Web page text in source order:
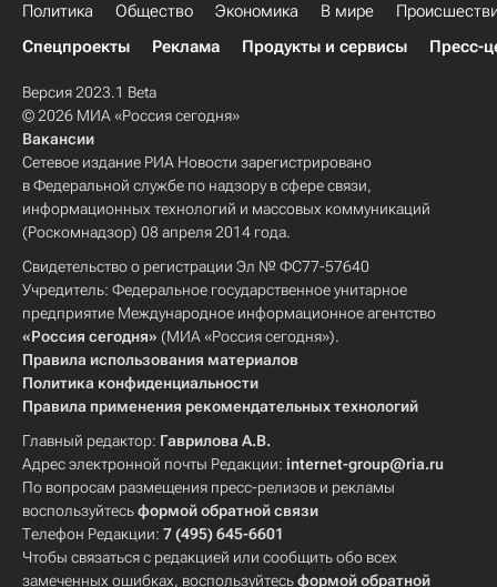
Политика Общество Экономика В мире
Спецпроекты
Реклама Продукты и сервисы Пресс-
Версия 2023.1 Beta
© 2026 МИА «Россия сегодня»
Вакансии
Сетевое издание РИА Новости зарегистрировано
в Федеральной службе по надзору в сфере связи,
информационных технологий и массовых коммуникаций
(Роскомнадзор) 08 апреля 2014 года.
Свидетельство о регистрации Эл № ФС77-57640
Учредитель: Федеральное государственное унитарное
предприятие Международное информационное агентство
«Россия сегодня» (МИА «Россия сегодня»).
Правила использования материалов
Политика конфиденциальности
Правила применения рекомендательных технологий
Главный редактор: Гаврилова А.В.
Адрес электронной почты Редакции: internet-group@ria.ru
По вопросам размещения пресс-релизов и рекламы
воспользуйтесьформой обратной связи
Телефон Редакции: 7 (495) 645-6601
Чтобы связаться с редакцией или сообщить обо всех
замеченных ошибках, воспользуйтесьформой обратной